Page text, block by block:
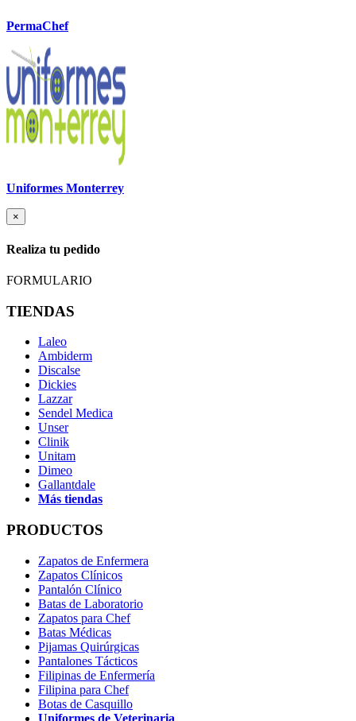
PermaChef
Uniformes Monterrey
×
Realiza tu pedido
FORMULARIO
TIENDAS
Laleo
Ambiderm
Discalse
Dickies
Lazzar
Sendel Medica
Unser
Clinik
Unitam
Dimeo
Gallantdale
Más tiendas
PRODUCTOS
Zapatos de Enfermera
Zapatos Clínicos
Pantalón Clínico
Batas de Laboratorio
Zapatos para Chef
Batas Médicas
Pijamas Quirúrgicas
Pantalones Tácticos
Filipinas de Enfermería
Filipina para Chef
Botas de Casquillo
Uniformes de Veterinaria